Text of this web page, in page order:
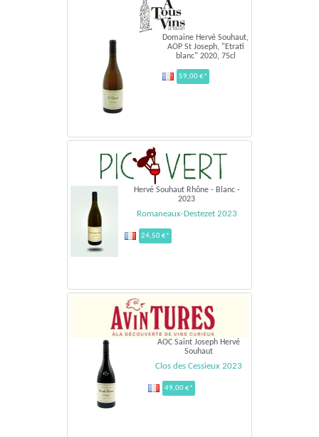
Domaine Hervé Souhaut,
AOP St Joseph, "Etrati
blanc" 2020, 75cl
59,00 €*
Hervé Souhaut Rhône - Blanc -
2023
Romaneaux-Destezet 2023
24,50 €*
AOC Saint Joseph Hervé
Souhaut
Clos des Cessieux 2023
49,00 €*